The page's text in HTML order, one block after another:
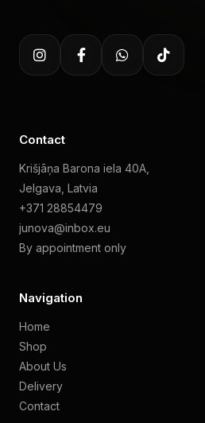
Contact
Krišjāņa Barona iela 40A,
Jelgava, Latvia
+371 28854479
junova@inbox.eu
By appointment only
Navigation
Home
Shop
About Us
Delivery
Contact